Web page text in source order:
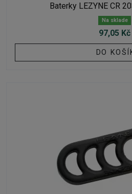
Baterky LEZYNE CR
Na sklade
97,05 Kč
DO